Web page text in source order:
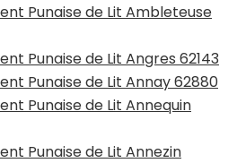
Punaise de Lit Ambleteuse
Punaise de Lit Angres 62143
Punaise de Lit Annay 62880
Punaise de Lit Annequin
Punaise de Lit Annezin